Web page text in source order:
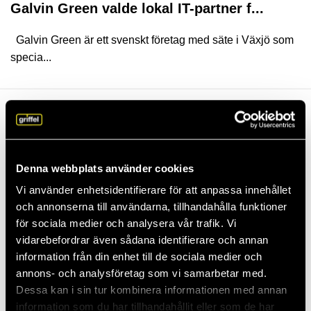
Denna webbplats använder cookies
Vi använder enhetsidentifierare för att anpassa innehållet
och annonserna till användarna, tillhandahålla funktioner
för sociala medier och analysera vår trafik. Vi
vidarebefordrar även sådana identifierare och annan
information från din enhet till de sociala medier och
annons- och analysföretag som vi samarbetar med.
Dessa kan i sin tur kombinera informationen med annan
information som du har tillhandahållit eller som de har
Galvin Green valde lokal IT-partner f...
Galvin Green är ett svenskt företag med säte i Växjö som
specia...
Nya Microsoft 365-appar kommer automa...
Nyhet! Från och med slutet av oktober 2025 kommer tre